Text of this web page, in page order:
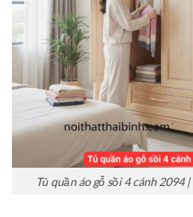
Tủ quần áo gỗ sồi 4 cánh 2094